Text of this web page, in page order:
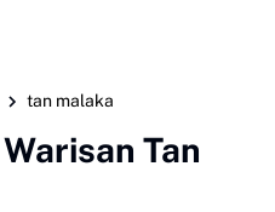
tan malaka
Tan